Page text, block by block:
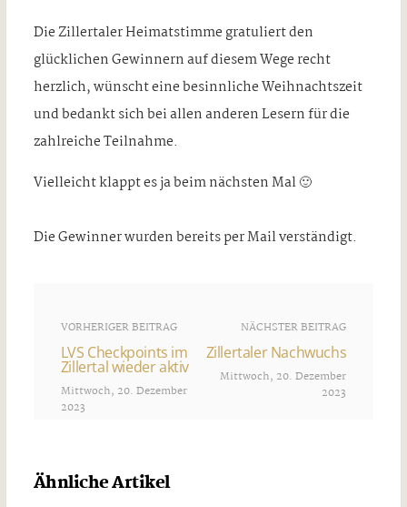
Die Zillertaler Heimatstimme gratuliert den
glücklichen Gewinnern auf diesem Wege recht
herzlich, wünscht eine besinnliche Weihnachtszeit
und bedankt sich bei allen anderen Lesern für die
zahlreiche Teilnahme.
Vielleicht klappt es ja beim nächsten Mal 🙂
Die Gewinner wurden bereits per Mail verständigt.
VORHERIGER BEITRAG
LVS Checkpoints im
Zillertal wieder aktiv
Mittwoch, 20. Dezember
2023
NÄCHSTER BEITRAG
Zillertaler Nachwuchs
Mittwoch, 20. Dezember
2023
Ähnliche Artikel